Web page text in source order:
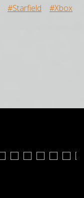
#Starfield #Xbox